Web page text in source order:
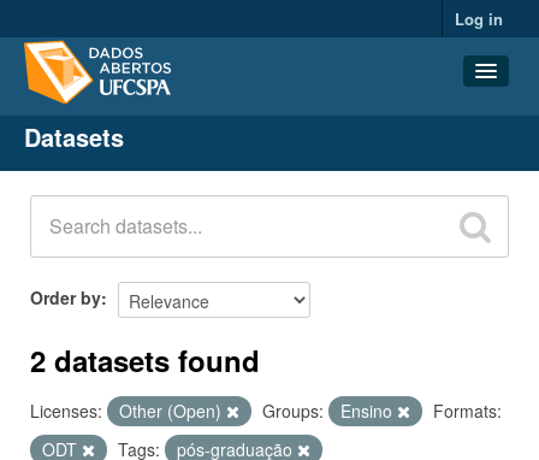
Log in
Datasets
Organizations
Groups
About
Datasets
Order by
2 datasets found
Licenses: Other (Open) Groups: Ensino
Formats:
ODT
Tags:
pós-graduação